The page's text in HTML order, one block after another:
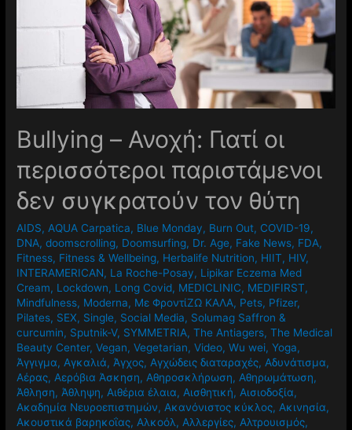
Βullying – Ανοχή: Γιατί οι
περισσότεροι παριστάμενοι
δεν συγκρατούν τον θύτη
AIDS,AQUA Carpatica, Blue Monday, Burn Out, COVID-19,
DNA,doomscrolling, Doomsurfing, Dr. Age, Fake News, FDA,
Fitness, Fitness & Wellbeing, Herbalife Nutrition, HIIT, HIV,
INTERAMERICAN, La Roche-Posay, Lipikar Eczema Med
Cream, Lockdown, Long Covid, MEDICLINIC, MEDIFIRST,
Mindfulness, Moderna, Mε ΦροντίΖΩ ΚΑΛΑ, Pets, Pfizer,
Pilates, SEX, Single, Social Media, Solumag Saffron &
curcumin, Sputnik-V, SYMMETRIA,The Antiagers,The Medical
Beauty Center,Vegan,Vegetarian,Video,Wu wei,Yoga,
Άγγιγμα,Αγκαλιά,Άγχος,Αγχώδεις διαταραχές,Αδυνάτισμα,
Αέρας,Αερόβια Άσκηση,Αθηροσκλήρωση,Αθηρωμάτωση,
Άθληση,Άθληψη,Αιθέρια έλαια,Αισθητική,Αισιοδοξία,
Ακαδημία Νευροεπιστημών,Ακανόνιστος κύκλος,Ακινησία,
Ακουστικά βαρηκοΐας,Αλκοόλ,Αλλεργίες,Αλτρουισμός,